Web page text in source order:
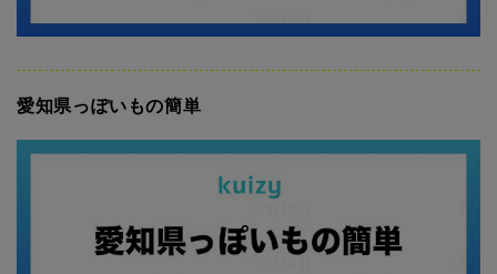
愛知県っぽいもの簡単